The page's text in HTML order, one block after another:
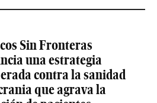
Sin Fronteras
una estrategia
contra la sanidad
que agrava la